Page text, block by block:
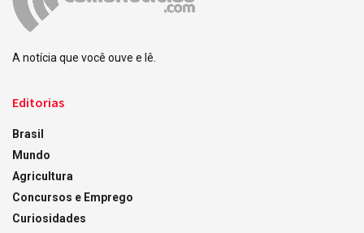
A notícia que você ouve e lê.
Editorias
Brasil
Mundo
Agricultura
Concursos e Emprego
Curiosidades